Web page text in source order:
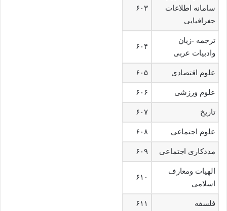
سامانه اطلاعات
جغرافیایی
۶۰۳
ترجمه -زبان
وادبیات عربی
۶۰۴
علوم اقتصادی ۶۰۵
علوم ورزشی ۶۰۶
تاریخ ۶۰۷
علوم اجتماعی ۶۰۸
مددکاری اجتماعی ۶۰۹
الهیات ومعارف
اسلامی
۶۱۰
فلسفه ۶۱۱